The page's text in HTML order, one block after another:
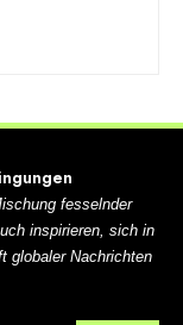
fesselnder
inspirieren, sich in
globaler Nachrichten